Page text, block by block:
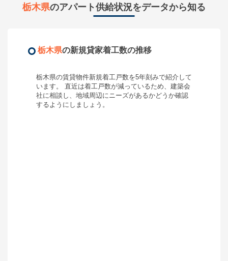
栃木県のアパート供給状況をデータから知る
栃木県の新規貸家着工数の推移
栃木県の賃貸物件新規着工戸数を5年刻みで紹介して
います。 直近は着工戸数が減っているため、 建築会
社に相談し、地域周辺にニーズがあるかどうか確認
するようにしましょう 。